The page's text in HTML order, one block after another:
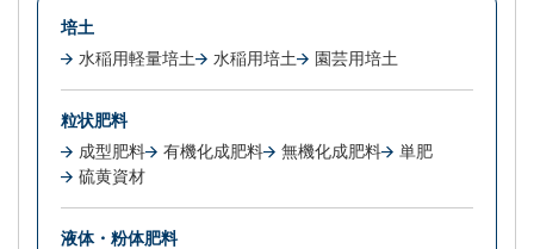
培土
水稲用軽量培土
水稲用培土 園芸用培土
粒状肥料
成型肥料
有機化成肥料 無機化成肥料
単肥
硫黄資材
液体・粉体肥料